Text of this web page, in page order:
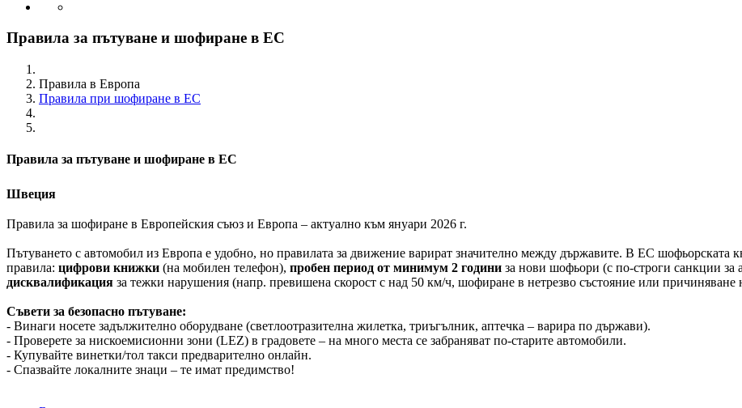
Правила за пътуване и шофиране в ЕС
Правила в Европа
Правила при шофиране в ЕС
Правила за пътуване и шофиране в ЕС
Швеция
Правила за шофиране в Европейския съюз и Европа – актуално към януари 2026 г.
Пътуването с автомобил из Европа е удобно, но правилата за движение варират значително между държавите. В ЕС шофьорската
правила: цифрови книжки (на мобилен телефон), пробен период от минимум 2 години за нови шофьори (с по-строги санкции за
дисквалификация за тежки нарушения (напр. превишена скорост с над 50 км/ч, шофиране в нетрезво състояние или
Съвети за безопасно пътуване:
- Винаги носете задължително оборудване (светлоотразителна жилетка, триъгълник, аптечка – варира по държави).
- Проверете за нискоемисионни зони (LEZ) в градовете – на много места се забраняват по-старите автомобили.
- Купувайте винетки/тол такси предварително онлайн.
- Спазвайте локалните знаци – те имат предимство!